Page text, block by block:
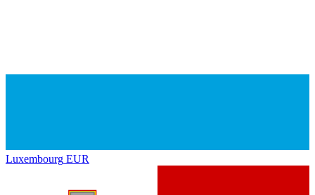
Luxembourg EUR